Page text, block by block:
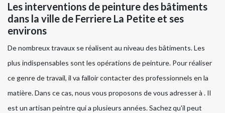
Les interventions de peinture des bâtiments
dans la ville de Ferriere La Petite et ses
environs
De nombreux travaux se réalisent au niveau des bâtiments. Les
plus indispensables sont les opérations de peinture. Pour réaliser
ce genre de travail, il va falloir contacter des professionnels en la
matière. Dans ce cas, nous vous proposons de vous adresser à . Il
est un artisan peintre qui a plusieurs années. Sachez qu'il peut